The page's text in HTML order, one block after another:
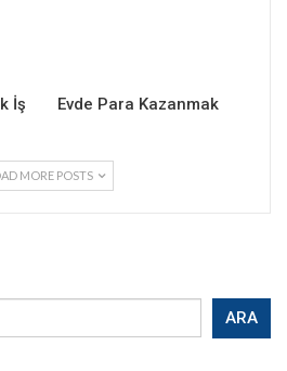
İş
Evde Para Kazanmak
MORE POSTS
ARA